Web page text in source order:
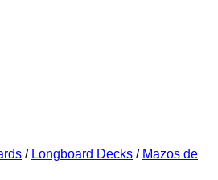
/ Longboard Decks / Mazos de